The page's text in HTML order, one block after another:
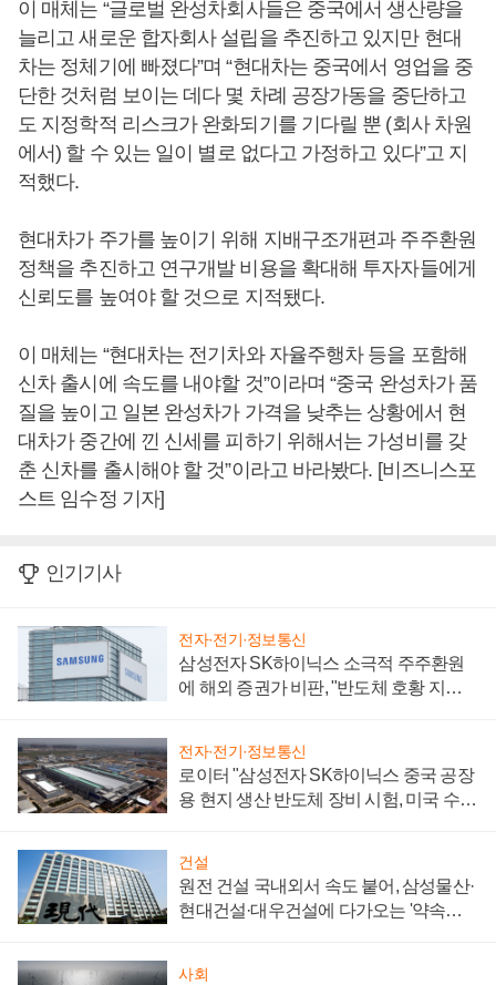
이 매체는 “글로벌 완성차회사들은 중국에서 생산량을
늘리고 새로운 합자회사 설립을 추진하고 있지만 현대
차는 정체기에 빠졌다”며 “현대차는 중국에서 영업을 중
단한 것처럼 보이는 데다 몇 차례 공장가동을 중단하고
도 지정학적 리스크가 완화되기를 기다릴 뿐 (회사 차원
에서) 할 수 있는 일이 별로 없다고 가정하고 있다”고 지
적했다.
현대차가 주가를 높이기 위해 지배구조개편과 주주환원
정책을 추진하고 연구개발 비용을 확대해 투자자들에게
신뢰도를 높여야 할 것으로 지적됐다.
이 매체는 “현대차는 전기차와 자율주행차 등을 포함해
신차 출시에 속도를 내야할 것”이라며 “중국 완성차가 품
질을 높이고 일본 완성차가 가격을 낮추는 상황에서 현
대차가 중간에 낀 신세를 피하기 위해서는 가성비를 갖
춘 신차를 출시해야 할 것”이라고 바라봤다. [비즈니스포
스트 임수정 기자]
인기기사
전자·전기·정보통신
삼성전자 SK하이닉스 소극적 주주환원
에 해외 증권가 비판, "반도체 호황 지속
전자·전기·정보통신
로이터 "삼성전자 SK하이닉스 중국 공장
용 현지 생산 반도체 장비 시험, 미국 수출
건설
원전 건설 국내외서 속도 붙어, 삼성물산·
현대건설·대우건설에 다가오는 '약속의
사회